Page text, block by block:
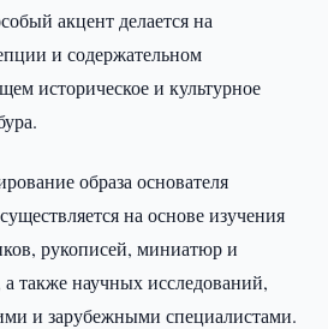
акцент делается на
и содержательном
историческое и культурное
образа основателя
на основе изучения
рукописей, миниатюр и
а также научных исследований,
и зарубежными специалистами.